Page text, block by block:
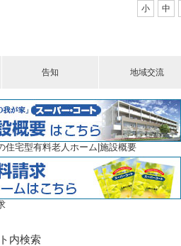
告知 地域交流
小 中
住宅型有料老人ホーム|施設概要
内検索